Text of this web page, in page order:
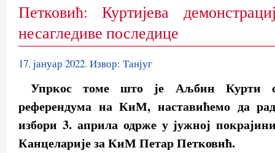
Петковић: Куртијева
несагледиве последице
17. јануар 2022. Извор: Танјуг
Упркос томе што је Аљбин Курти
референдума на КиМ, наставићемо да
избори 3. априла одрже у јужној
Канцеларије за КиМ Петар Петковић.